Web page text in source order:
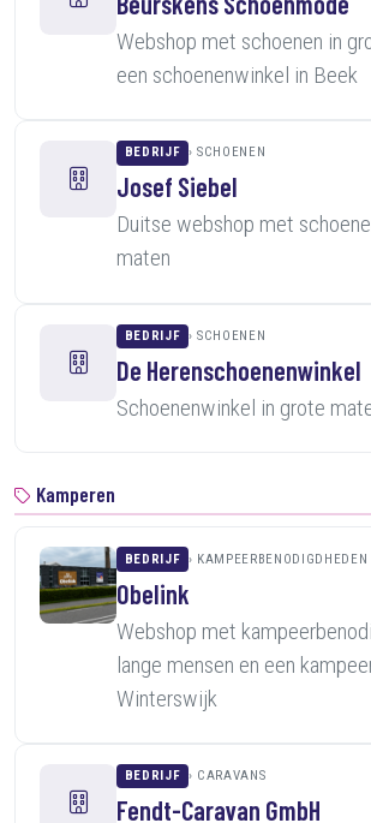
Webshop met schoenen in
een schoenenwinkel in Beek
BEDRIJF SCHOENEN
Josef Siebel
Duitse webshop met
maten
BEDRIJF SCHOENEN
De Herenschoenenwinkel
Schoenenwinkel in grote
Kamperen
BEDRIJF KAMPEERBENODIGDHEDEN
Obelink
Webshop met
lange mensen en een
Winterswijk
BEDRIJF CARAVANS
Fendt-Caravan GmbH